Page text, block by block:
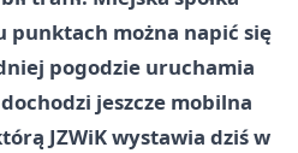
punktach można napić się
pogodzie uruchamia
jeszcze mobilna
JZWiK wystawia dziś w